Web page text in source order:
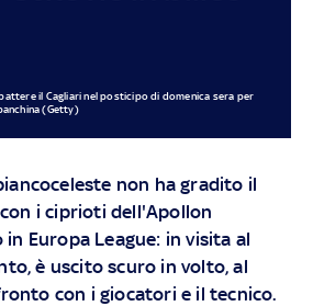
il Cagliari nel posticipo di domenica sera per
(Getty)
non ha gradito il
i ciprioti dell'Apollon
Europa League: in visita al
è uscito scuro in volto, al
con i giocatori e il tecnico.